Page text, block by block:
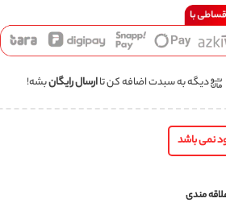
دیگه به سبدت اضافه کن تاارسال رایگانبشه!
نمی باشد
مندی